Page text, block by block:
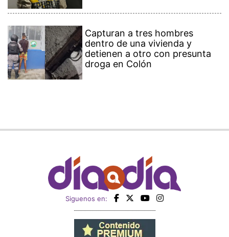
Capturan a tres hombres
dentro de una vivienda y
detienen a otro con presunta
droga en Colón
Siguenos en: